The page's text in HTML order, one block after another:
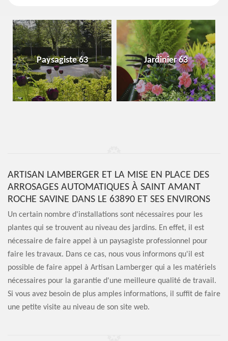
Paysagiste 63 Jardinier 63
ARTISAN LAMBERGER ET LA MISE EN PLACE DES
ARROSAGES AUTOMATIQUES À SAINT AMANT
ROCHE SAVINE DANS LE 63890 ET SES ENVIRONS
Un certain nombre d'installations sont nécessaires pour les
plantes qui se trouvent au niveau des jardins. En effet, il est
nécessaire de faire appel à un paysagiste professionnel pour
faire les travaux. Dans ce cas, nous vous informons qu'il est
possible de faire appel à Artisan Lamberger qui a les matériels
nécessaires pour la garantie d'une meilleure qualité de travail.
Si vous avez besoin de plus amples informations, il suffit de faire
une petite visite au niveau de son site web.